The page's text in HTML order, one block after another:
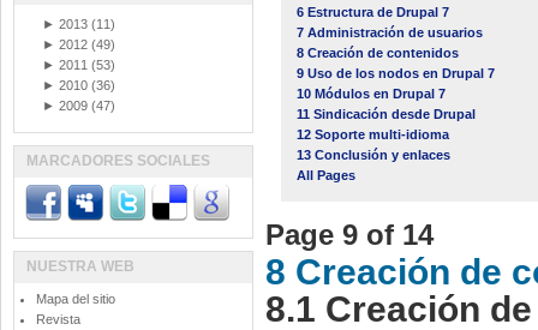
6 Estructura de Drupal 7
7 Administración de usuarios
8 Creación de contenidos
9 Uso de los nodos en Drupal 7
10 Módulos en Drupal 7
11 Sindicación desde Drupal
12 Soporte multi-idioma
13 Conclusión y enlaces
All Pages
Page 9 of 14
8 Creación de
8.1 Creación
► 2013 (11)
► 2012 (49)
► 2011 (53)
► 2010 (36)
► 2009 (47)
MARCADORES SOCIALES
NUESTRA WEB
Mapa del sitio
Revista